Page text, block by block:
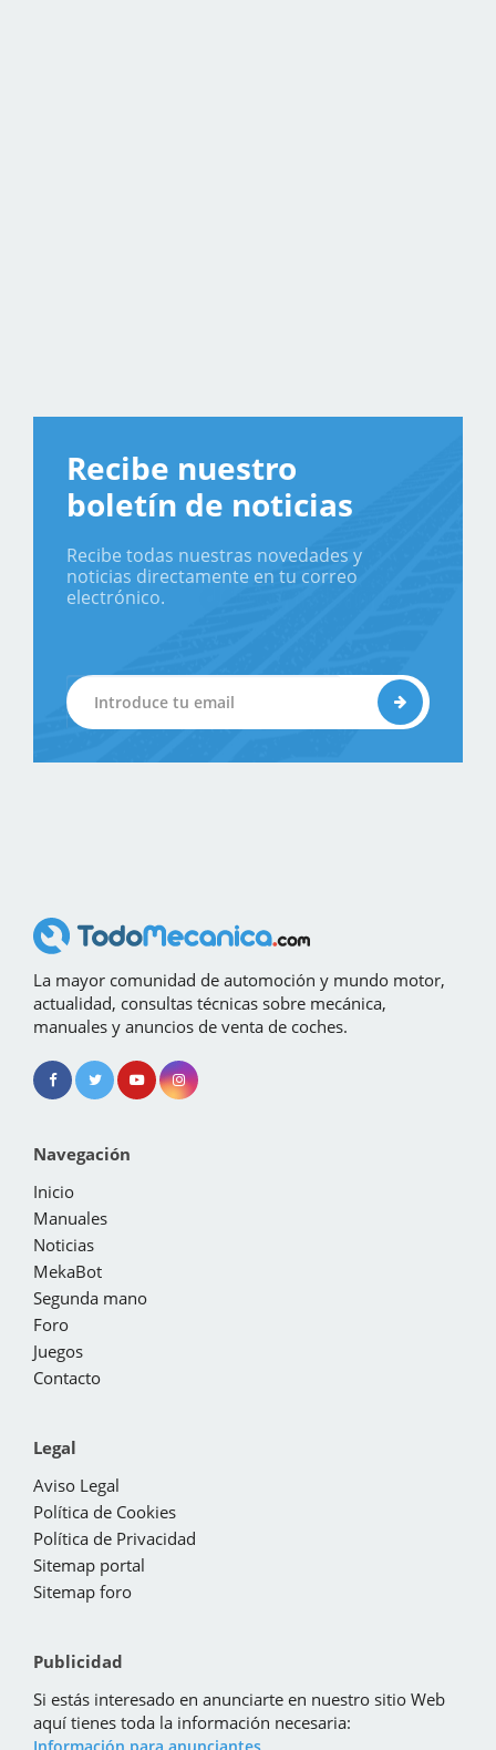
Recibe nuestro
boletín de noticias
Recibe todas nuestras novedades y
noticias directamente en tu correo
electrónico.
La mayor comunidad de automoción y mundo motor,
actualidad, consultas técnicas sobre mecánica,
manuales y anuncios de venta de coches.
Navegación
Inicio
Manuales
Noticias
MekaBot
Segunda mano
Foro
Juegos
Contacto
Legal
Aviso Legal
Política de Cookies
Política de Privacidad
Sitemap portal
Sitemap foro
Publicidad
Si estás interesado en anunciarte en nuestro sitio Web
aquí tienes toda la información necesaria: